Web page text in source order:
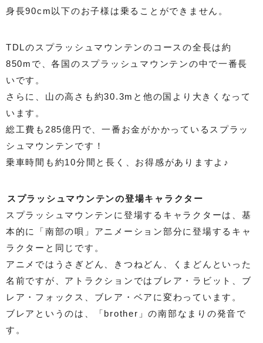
身長90cm以下のお子様は乗ることができません。
TDLのスプラッシュマウンテンのコースの全長は約
850mで、各国のスプラッシュマウンテンの中で一番長
いです。
さらに、山の高さも約30.3mと他の国より大きくなって
います。
総工費も285億円で、一番お金がかかっているスプラッ
シュマウンテンです！
乗車時間も約10分間と長く、お得感がありますよ♪
スプラッシュマウンテンの登場キャラクター
スプラッシュマウンテンに登場するキャラクターは、基
本的に「南部の唄」アニメーション部分に登場するキャ
ラクターと同じです。
アニメではうさぎどん、きつねどん、くまどんといった
名前ですが、アトラクションではブレア・ラビット、ブ
レア・フォックス、ブレア・ベアに変わっています。
ブレアというのは、「brother」の南部なまりの発音で
す。